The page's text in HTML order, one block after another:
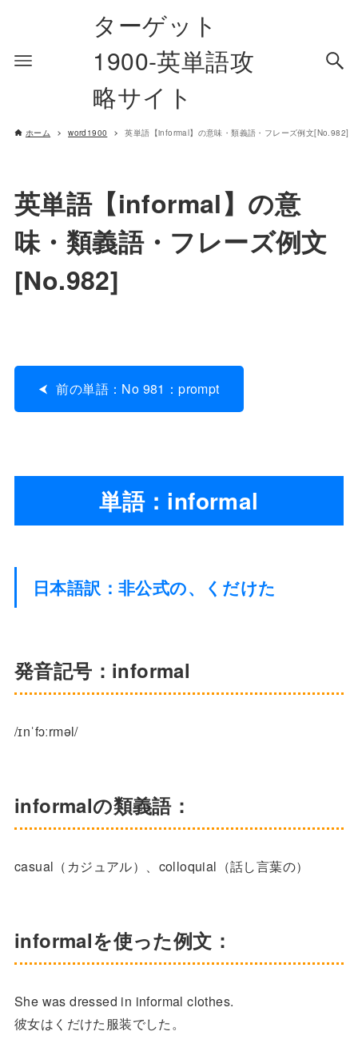
ターゲット
1900-英単語攻
略サイト
ホーム word1900 英単語【informal】の意味・類義語・フレーズ例文[No.982]
英単語【informal】の意
味・類義語・フレーズ例文
[No.982]
前の単語：No 981：prompt
単語：informal
日本語訳：非公式の、くだけた
発音記号：informal
/ɪnˈfɔːrməl/
informalの類義語：
casual（カジュアル）、colloquial（話し言葉の）
informalを使った例文：
She was dressed in informal clothes.
彼女はくだけた服装でした。